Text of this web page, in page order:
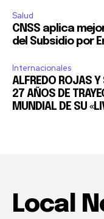
Salud
CNSS aplica
del Subsidio por
Internacionales
ALFREDO ROJAS Y
27 AÑOS DE
MUNDIAL DE SU
Local